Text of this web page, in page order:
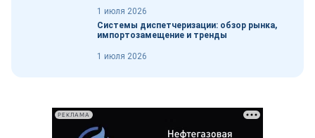
1 июля 2026
Системы диспетчеризации: обзор рынка,
импортозамещение и тренды
1 июля 2026
РЕКЛАМА